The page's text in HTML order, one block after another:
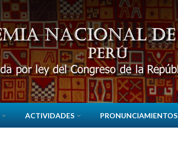
ACTIVIDADES PRONUNCIAMIENTOS